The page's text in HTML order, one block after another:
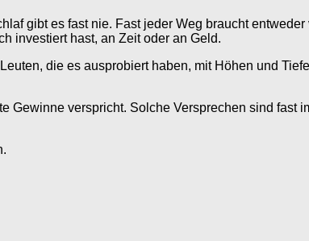
gibt es fast nie. Fast jeder Weg braucht
investiert hast, an Zeit oder an Geld.
die es ausprobiert haben, mit Höhen und
Gewinne verspricht. Solche Versprechen sind fast